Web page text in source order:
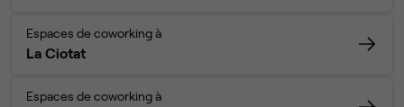
Espaces de coworking à
La Ciotat
Espaces de coworking à